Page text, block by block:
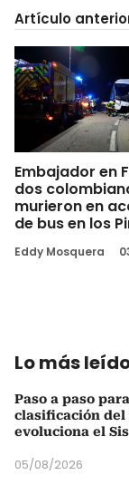
Artículo
Embajador en
dos
murieron en
de bus en los
Eddy Mosquera
Lo más
Paso a paso
clasificación del
evoluciona el
05/08/2026